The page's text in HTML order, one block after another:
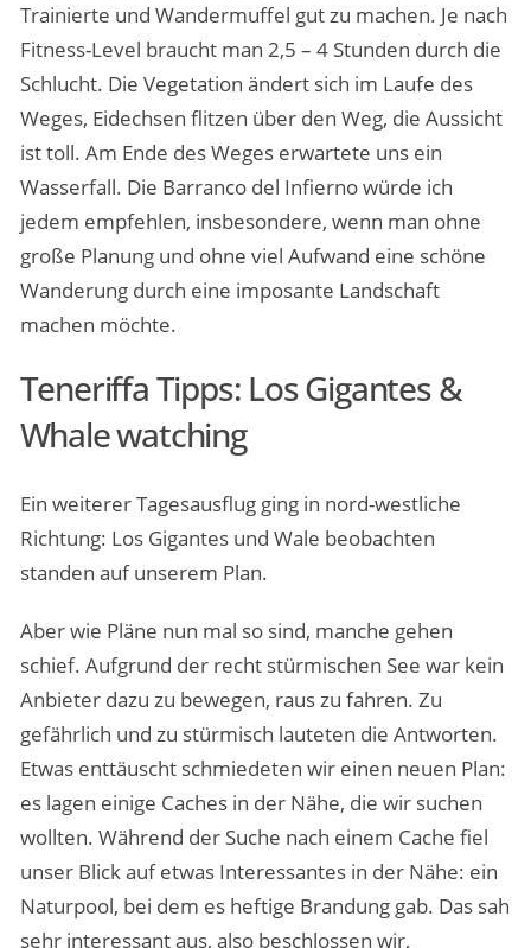
Trainierte und Wandermuffel gut zu machen. Je nach
Fitness-Level braucht man 2,5 – 4 Stunden durch die
Schlucht. Die Vegetation ändert sich im Laufe des
Weges, Eidechsen flitzen über den Weg, die Aussicht
ist toll. Am Ende des Weges erwartete uns ein
Wasserfall. Die Barranco del Infierno würde ich
jedem empfehlen, insbesondere, wenn man ohne
große Planung und ohne viel Aufwand eine schöne
Wanderung durch eine imposante Landschaft
machen möchte.
Teneriffa Tipps: Los Gigantes &
Whale watching
Ein weiterer Tagesausflug ging in nord-westliche
Richtung: Los Gigantes und Wale beobachten
standen auf unserem Plan.
Aber wie Pläne nun mal so sind, manche gehen
schief. Aufgrund der recht stürmischen See war kein
Anbieter dazu zu bewegen, raus zu fahren. Zu
gefährlich und zu stürmisch lauteten die Antworten.
Etwas enttäuscht schmiedeten wir einen neuen Plan:
es lagen einige Caches in der Nähe, die wir suchen
wollten. Während der Suche nach einem Cache fiel
unser Blick auf etwas Interessantes in der Nähe: ein
Naturpool, bei dem es heftige Brandung gab. Das sah
sehr interessant aus, also beschlossen wir,